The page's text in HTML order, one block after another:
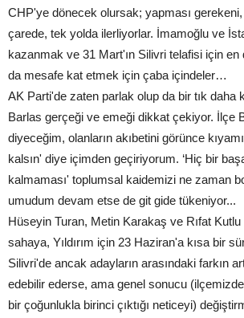
CHP'ye dönecek olursak; yapması
çarede, tek yolda ilerliyorlar. İmamoğlu ve
kazanmak ve 31 Mart'ın Silivri telafisi için
da mesafe kat etmek için çaba içindeler…
AK Parti'de zaten parlak olup da bir tık daha
Barlas gerçeği ve emeği dikkat çekiyor. İlçe
diyeceğim, olanların akıbetini görünce
kalsın' diye içimden geçiriyorum. ‘Hiç bir
kalmaması' toplumsal kaidemizi ne zaman
umudum devam etse de git gide tükeniyor...
Hüseyin Turan, Metin Karakaş ve Rıfat
sahaya, Yıldırım için 23 Haziran'a kısa bir
Silivri'de ancak adayların arasındaki farkın
edebilir ederse, ama genel sonucu
bir çoğunlukla birinci çıktığı neticeyi)